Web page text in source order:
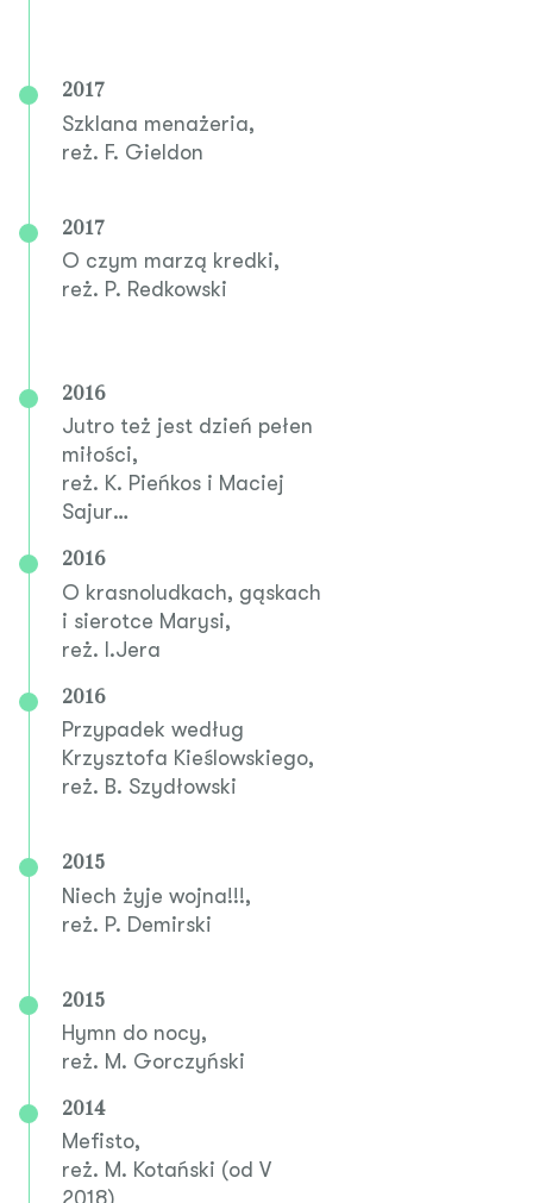
2017
Szklana menażeria,
reż. F. Gieldon
2017
O czym marzą kredki,
reż. P. Redkowski
2016
Jutro też jest dzień pełen
miłości,
reż. K. Pieńkos i Maciej
Sajur
2016
O krasnoludkach, gąskach
i sierotce Marysi,
reż. I.Jera
2016
Przypadek według
Krzysztofa Kieślowskiego,
reż. B. Szydłowski
2015
Niech żyje wojna!!!,
reż. P. Demirski
2015
Hymn do nocy,
reż. M. Gorczyński
2014
Mefisto,
reż. M. Kotański (od V